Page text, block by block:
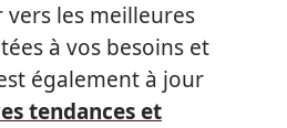
les meilleures
à vos besoins et
également à jour
tendances et